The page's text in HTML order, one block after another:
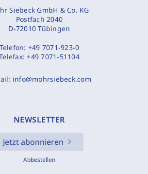
Siebeck GmbH & Co. KG
Postfach 2040
D-72010 Tübingen
Telefon: +49 7071-923-0
+49 7071-51104
info@mohrsiebeck.com
NEWSLETTER
Jetzt abonnieren
Abbestellen